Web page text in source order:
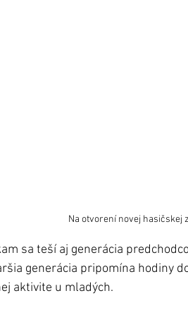
Na otvorení novej hasičskej
sa teší aj generácia
generácia pripomína hodiny
aktivite u mladých.